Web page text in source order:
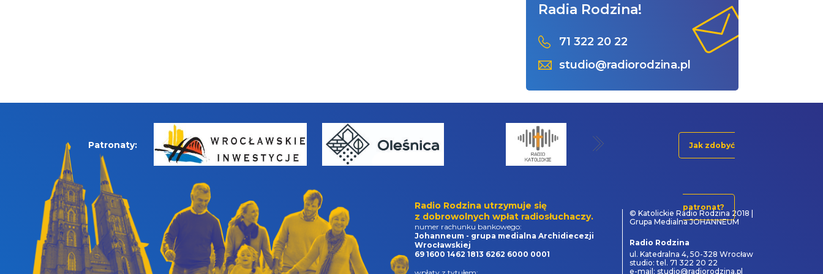
Radia Rodzina!
71 322 20 22
studio@radiorodzina.pl
Patronaty: Jak zdobyć
patronat?
Radio Rodzina utrzymuje się
z dobrowolnych wpłat radiosłuchaczy.
numer rachunku bankowego:
Johanneum - grupa medialna Archidiecezji
Wrocławskiej
69 1600 1462 1813 6262 6000 0001
© Katolickie Radio Rodzina 2018 |
Grupa Medialna JOHANNEUM
Radio Rodzina
ul. Katedralna 4, 50-328 Wrocław
studio: tel. 71 322 20 22
e-mail: studio@radiorodzina.pl